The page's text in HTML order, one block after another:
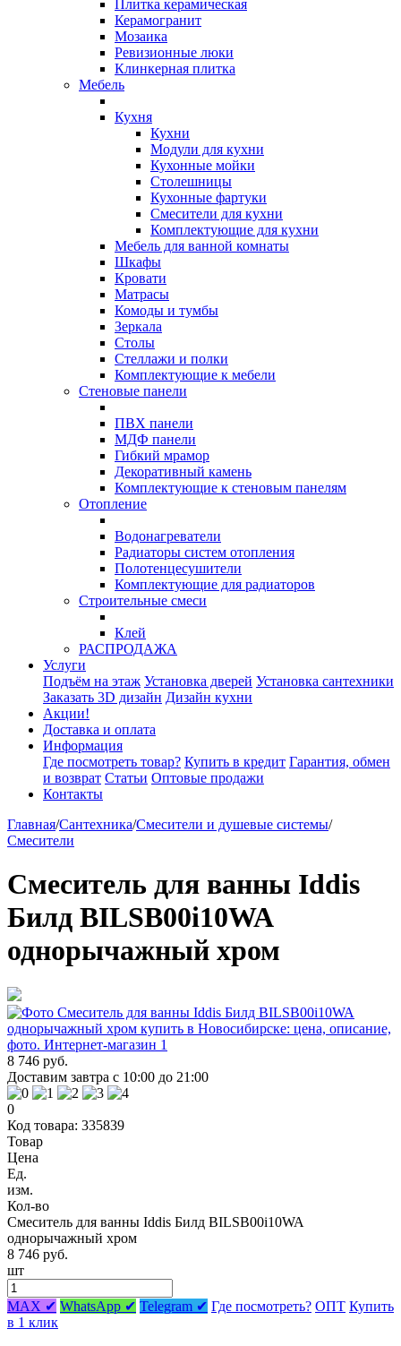
Плитка керамическая
Керамогранит
Мозаика
Ревизионные люки
Клинкерная плитка
Мебель
Кухня
Кухни
Модули для кухни
Кухонные мойки
Столешницы
Кухонные фартуки
Смесители для кухни
Комплектующие для кухни
Мебель для ванной комнаты
Шкафы
Кровати
Матрасы
Комоды и тумбы
Зеркала
Столы
Стеллажи и полки
Комплектующие к мебели
Стеновые панели
ПВХ панели
МДФ панели
Гибкий мрамор
Декоративный камень
Комплектующие к стеновым панелям
Отопление
Водонагреватели
Радиаторы систем отопления
Полотенцесушители
Комплектующие для радиаторов
Строительные смеси
Клей
РАСПРОДАЖА
Услуги
Подъём на этаж Установка дверей Установка сантехники
Заказать 3D дизайн Дизайн кухни
Акции!
Доставка и оплата
Информация
Где посмотреть товар? Купить в кредит Гарантия, обмен
и возврат Статьи Оптовые продажи
Контакты
Главная/Сантехника/Смесители и душевые системы/
Смесители
Смеситель для ванны Iddis
Билд BILSB00i10WA
однорычажный хром
8 746 руб.
Доставим завтра с 10:00 до 21:00
0
Код товара: 335839
Товар
Цена
Ед.
изм.
Кол-во
Смеситель для ванны Iddis Билд BILSB00i10WA
однорычажный хром
8 746 руб.
шт
MAX ✔ WhatsApp ✔ Telegram ✔ Где посмотреть? ОПТ Купить
в 1 клик